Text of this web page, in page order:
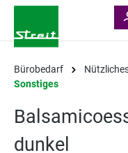
Bürobedarf
Sonstiges
dunkel